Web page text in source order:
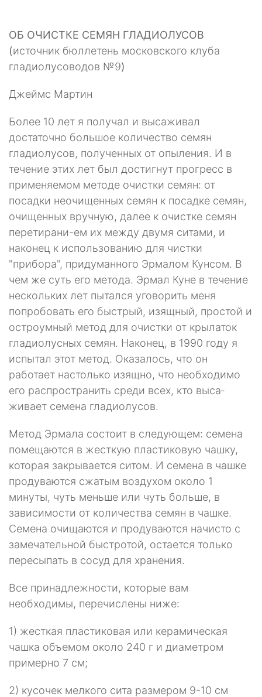
ОБ ОЧИСТКЕ СЕМЯН ГЛАДИОЛУСОВ
(источник бюллетень московского клуба
гладиолусоводов №9)
Джеймс Мартин
Более 10 лет я получал и высаживал
достаточно большое количество семян
гладиолусов, полученных от опыления. И в
течение этих лет был достигнут прогресс в
применяемом методе очистки семян: от
посадки неочищенных се­мян к посадке семян,
очищенных вручную, далее к очистке семян
перетирани-ем их между двумя ситами, и
наконец к использованию для чистки
"прибора", придуманного Эрмалом Кунсом. В
чем же суть его метода. Эрмал Куне в тече­ние
нескольких лет пытался уговорить меня
попробовать его быстрый, изящ­ный, простой и
остроумный метод для очистки от крылаток
гладиолусных се­мян. Наконец, в 1990 году я
испытал этот метод. Оказалось, что он
работает настолько изящно, что необходимо
его распространить среди всех, кто выса­
живает семена гладиолусов.
Метод Эрмала состоит в следующем: семена
помещаются в жесткую пла­стиковую чашку,
которая закрывается ситом. И семена в чашке
продуваются сжатым воздухом около 1
минуты, чуть меньше или чуть больше, в
зависимо­сти от количества семян в чашке.
Семена очищаются и продуваются начисто с
замечательной быстротой, остается только
пересыпать в сосуд для хранения.
Все принадлежности, которые вам
необходимы, перечислены ниже:
1) жесткая пластиковая или керамическая
чашка объемом около 240 г и диа­метром
примерно 7 см;
2) кусочек мелкого сита размером 9-10 см